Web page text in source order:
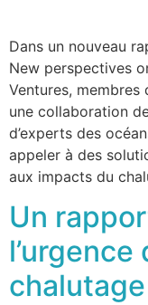
Dans un nouveau
New perspectives
Ventures, membres
une collaboration
d’experts des
appeler à des
aux impacts du
Un